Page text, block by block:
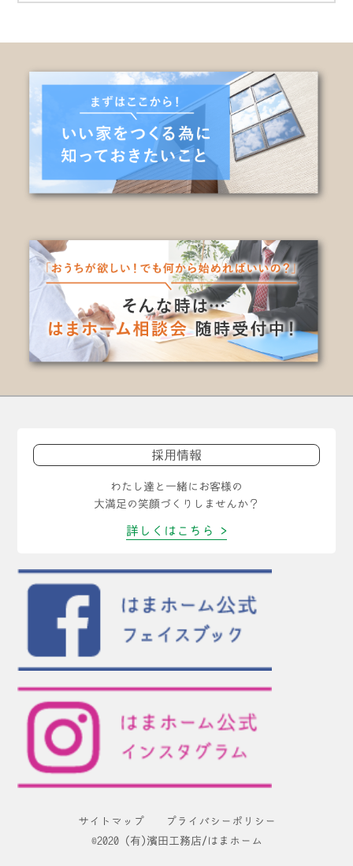
採用情報
わたし達と一緒にお客様の
大満足の笑顔づくりしませんか？
詳しくはこちら >
サイトマップ
プライバシーポリシー
©2020 (有)濱田工務店/はまホーム